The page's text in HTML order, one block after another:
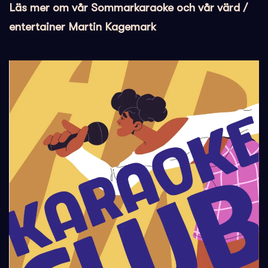
Läs mer om vår Sommarkaraoke och vår värd /
entertainer Martin Kagemark